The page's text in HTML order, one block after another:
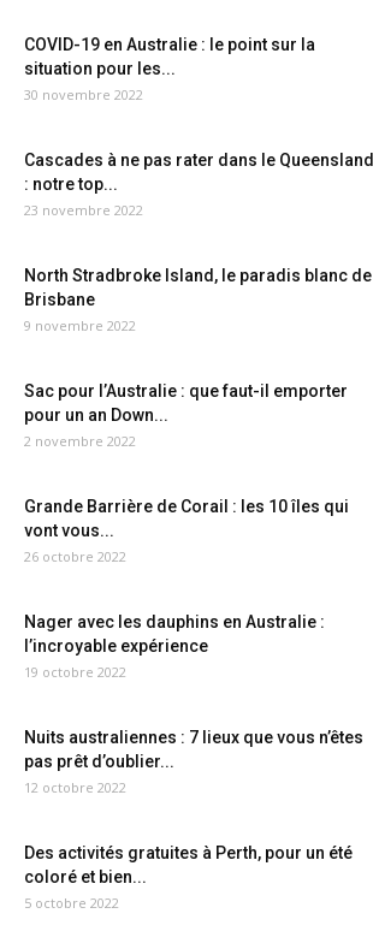
COVID-19 en Australie : le point sur la
situation pour les...
30 novembre 2022
Cascades à ne pas rater dans le Queensland
: notre top...
23 novembre 2022
North Stradbroke Island, le paradis blanc de
Brisbane
9 novembre 2022
Sac pour l’Australie : que faut-il emporter
pour un an Down...
2 novembre 2022
Grande Barrière de Corail : les 10 îles qui
vont vous...
26 octobre 2022
Nager avec les dauphins en Australie :
l’incroyable expérience
19 octobre 2022
Nuits australiennes : 7 lieux que vous n’êtes
pas prêt d’oublier...
12 octobre 2022
Des activités gratuites à Perth, pour un été
coloré et bien...
5 octobre 2022